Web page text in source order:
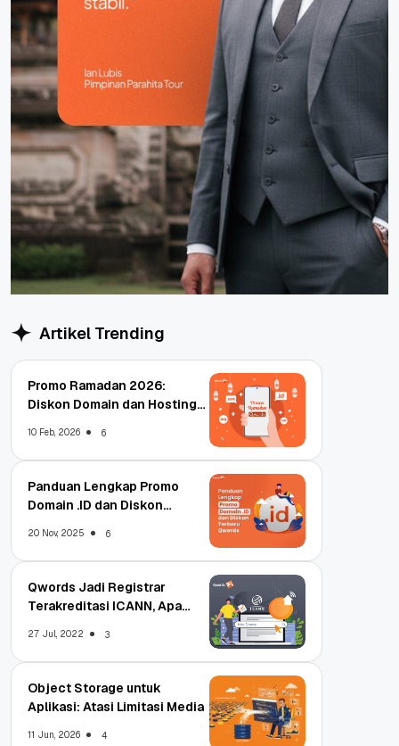
Artikel Trending
Promo Ramadan 2026:
Diskon Domain dan Hosting
10 Feb, 2026 6
Panduan Lengkap Promo
Domain .ID dan Diskon
20 Nov, 2025 6
Qwords Jadi Registrar
Terakreditasi ICANN, Apa
27 Jul, 2022 3
Object Storage untuk
Aplikasi: Atasi Limitasi Media
11 Jun, 2026 4